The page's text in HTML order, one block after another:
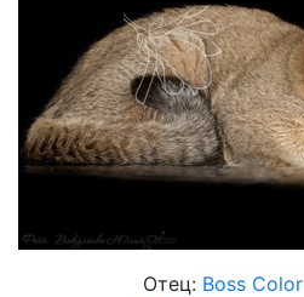
Отец: Boss Color